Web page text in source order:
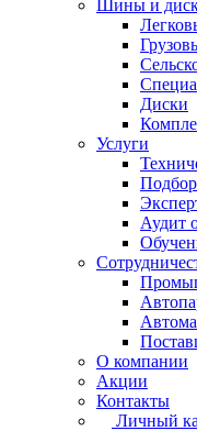
Шины и
Диски
Услуги
Аудит
О компании
Акции
Контакты
Личный